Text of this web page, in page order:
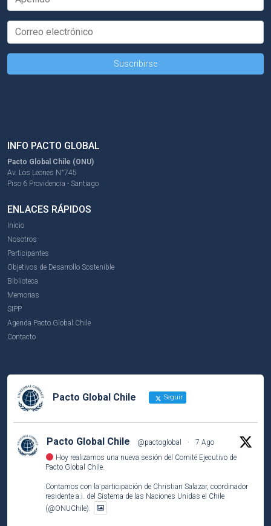
INFO PACTO GLOBAL
Pacto Global Chile (ONU)
Av. Los Leones N°745
Piso 6 Providencia - Santiago
ENLACES RÁPIDOS
Inicio
Nosotros
Participantes
Objetivos de Desarrollo Sostenible
Biblioteca
Memorias
SIPP
Agenda Pacto Global Chile
Contacto
Pacto Global Chile Seguir
Pacto Global Chile @pactoglobal ·
7 Ago
Hoy realizamos una nueva sesión del Comité Ejecutivo de
Pacto Global Chile.
Contamos con la participación de Christian Salazar, coordinador
residente a.i. del Sistema de las Naciones Unidas el Chile
(@ONUChile).